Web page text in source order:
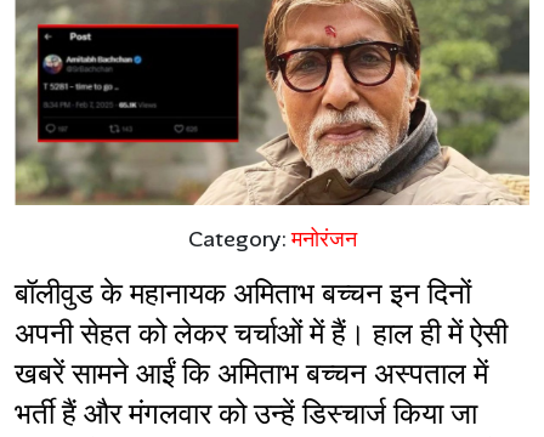
Category:मनोरंजन
बॉलीवुड के महानायक अमिताभ बच्चन इन दिनों
अपनी सेहत को लेकर चर्चाओं में हैं। हाल ही में ऐसी
खबरें सामने आईं कि अमिताभ बच्चन अस्पताल में
भर्ती हैं और मंगलवार को उन्हें डिस्चार्ज किया जा